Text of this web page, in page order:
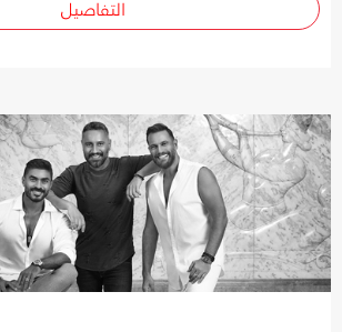
التفاصيل